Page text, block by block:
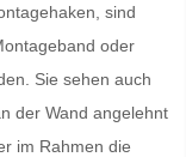
sind
oder
Sie sehen auch
der Wand angelehnt
im Rahmen die